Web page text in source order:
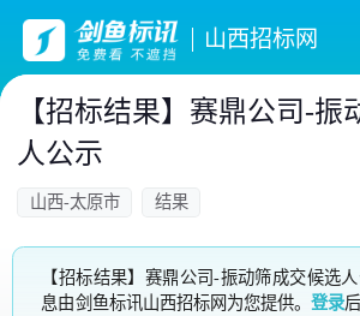
山西招标网
【招标结果】赛鼎公司-振
人公示
山西-太原市 结果
【招标结果】赛鼎公司-振动筛成交候选
息由剑鱼标讯山西招标网为您提供。登录